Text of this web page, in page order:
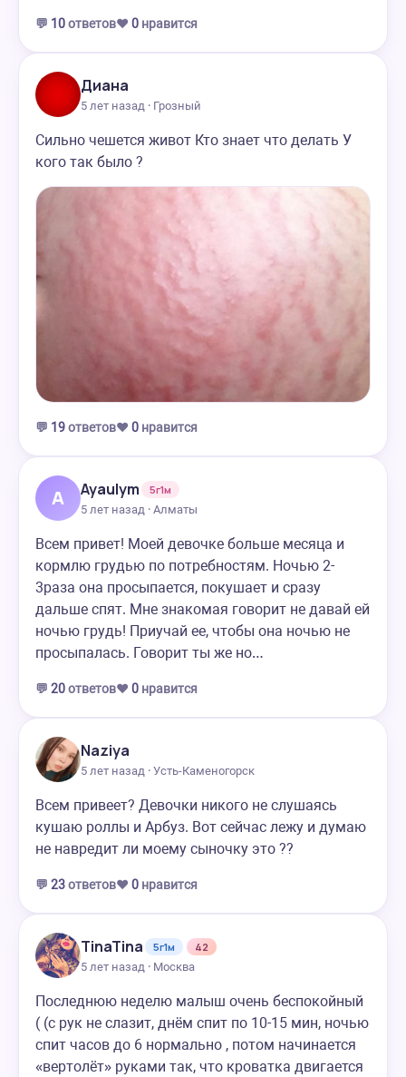
💬 10ответов❤️ 0 нравится
Диана
5 лет назад · Грозный
Сильно чешется живот Кто знает что делать У
кого так было ?
💬 19ответов❤️ 0 нравится
A Ayaulym
5г1м
5 лет назад · Алматы
Всем привет! Моей девочке больше месяца и
кормлю грудью по потребностям. Ночью 2-
3раза она просыпается, покушает и сразу
дальше спят. Мне знакомая говорит не давай ей
ночью грудь! Приучай ее, чтобы она ночью не
просыпалась. Говорит ты же но…
💬 20ответов❤️ 0 нравится
Naziya
5 лет назад · Усть-Каменогорск
Всем привеет? Девочки никого не слушаясь
кушаю роллы и Арбуз. Вот сейчас лежу и думаю
не навредит ли моему сыночку это ??
💬 23ответов❤️ 0 нравится
TinaTina 5г1м
42
5 лет назад · Москва
Последнюю неделю малыш очень беспокойный
( (с рук не слазит, днём спит по 10-15 мин, ночью
спит часов до 6 нормально , потом начинается
«вертолёт» руками так, что кроватка двигается